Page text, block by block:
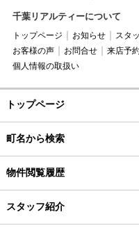
千葉リアルティーについて
トップページ お知らせ スタ
お客様の声
お問合せ 来店予
個人情報の取扱い
トップページ
町名から検索
物件閲覧履歴
スタッフ紹介